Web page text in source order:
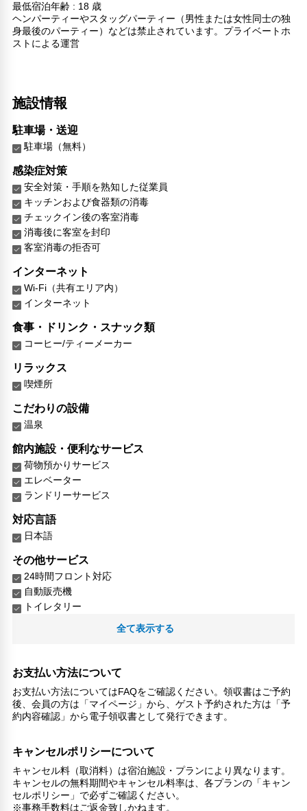
最低宿泊年齢 : 18 歳
ヘンパーティーやスタッグパーティー（男性または女性同士の独
身最後のパーティー）などは禁止されています。プライベートホ
ストによる運営
施設情報
駐車場・送迎
駐車場（無料）
感染症対策
安全対策・手順を熟知した従業員
キッチンおよび食器類の消毒
チェックイン後の客室消毒
消毒後に客室を封印
客室消毒の拒否可
インターネット
Wi-Fi（共有エリア内）
インターネット
食事・ドリンク・スナック類
コーヒー/ティーメーカー
リラックス
喫煙所
こだわりの設備
温泉
館内施設・便利なサービス
荷物預かりサービス
エレベーター
ランドリーサービス
対応言語
日本語
その他サービス
24時間フロント対応
自動販売機
トイレタリー
キャッシュレス支払いサービス
全て表示する
お支払い方法について
お支払い方法についてはFAQをご確認ください。領収書はご予約
後、会員の方は「マイページ」から、ゲスト予約された方は「予
約内容確認」から電子領収書として発行できます。
キャンセルポリシーについて
キャンセル料（取消料）は宿泊施設・プランにより異なります。
キャンセルの無料期間やキャンセル料率は、各プランの「キャン
セルポリシー」で必ずご確認ください。
※事務手数料はご返金致しかねます。